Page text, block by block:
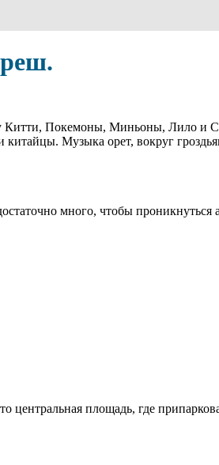
Китти, Покемоны, Миньоны, Лило и
китайцы. Музыка орет, вокруг
много, чтобы
центральная площадь, где